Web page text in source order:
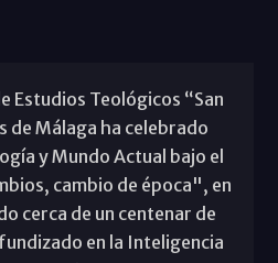
Estudios Teológicos “San
de Málaga ha celebrado
y Mundo Actual bajo el
cambio de época", en
cerca de un centenar de
en la Inteligencia